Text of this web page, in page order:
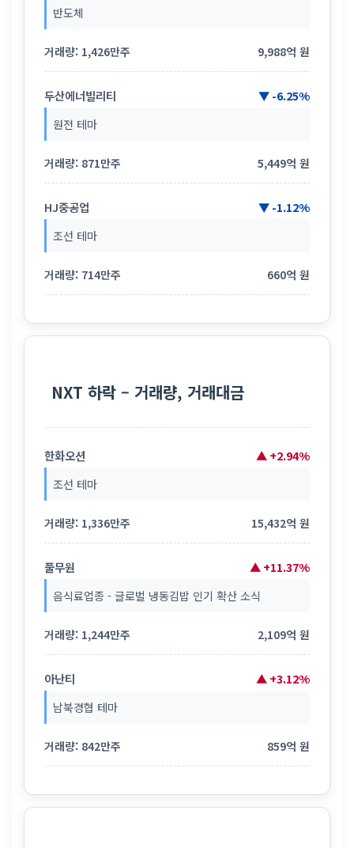
반도체
거래량: 1,426만주 9,988억 원
두산에너빌리티 ▼ -6.25%
원전 테마
거래량: 871만주 5,449억 원
HJ중공업 ▼ -1.12%
조선 테마
거래량: 714만주 660억 원
NXT 하락 – 거래량, 거래대금
한화오션 ▲ +2.94%
조선 테마
거래량: 1,336만주 15,432억 원
풀무원 ▲ +11.37%
음식료업종 - 글로벌 냉동김밥 인기 확산 소식
거래량: 1,244만주 2,109억 원
아난티 ▲ +3.12%
남북경협 테마
거래량: 842만주 859억 원